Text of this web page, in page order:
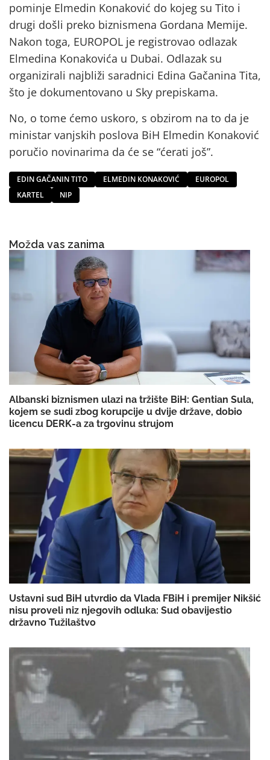
pominje Elmedin Konaković do kojeg su Tito i
drugi došli preko biznismena Gordana Memije.
Nakon toga, EUROPOL je registrovao odlazak
Elmedina Konakovića u Dubai. Odlazak su
organizirali najbliži saradnici Edina Gačanina Tita,
što je dokumentovano u Sky prepiskama.
No, o tome ćemo uskoro, s obzirom na to da je
ministar vanjskih poslova BiH Elmedin Konaković
poručio novinarima da će se “ćerati još”.
EDIN GAČANIN TITO ELMEDIN KONAKOVIĆ
EUROPOL
KARTEL
NIP
Možda vas zanima
Albanski biznismen ulazi na tržište BiH: Gentian Sula,
kojem se sudi zbog korupcije u dvije države, dobio
licencu DERK-a za trgovinu strujom
Ustavni sud BiH utvrdio da Vlada FBiH i premijer Nikšić
nisu proveli niz njegovih odluka: Sud obavijestio
državno Tužilaštvo